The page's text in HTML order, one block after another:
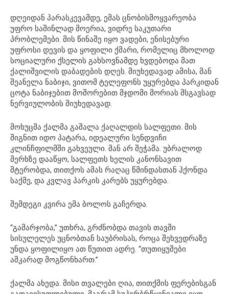
დღეიდან პარასკევამდე, ემას ცნობისმოყვარეობა
უფრო საშინლად მოერია, ვიდრე საკუთარი
პრობლემები. მის წინაშე იყო ვადები, ენისებური
უფროსი დევის და ყოფილი ქმარი, რომელიც მხოლოდ
სოციალური ქსელის გახსოვნამდე ხვდებოდა მათ
ქალიშვილის დაბადების დღეს. მიუხედავად ამისა, მან
შეანელა ნაბიჯი, ვითომ ტელეფონს უყურებდა პარკიდან
ცოტა ნაბიჯებით მოშორებით მჯდომი მორიას მსგავსად
ნერვიულობის მიუხედავად.
მოხუცმა ქალმა გაშალა ქაღალდის სალფეთი. მის
შიგნით იდო პატარა, იდეალური სენდვიჩი
კლინჩფილმში გახვეული. მან არ შეჭამა. უბრალოდ
მერხზე დააწყო, სალფეთს ხელის კანონსავით
შტერობდა, თითქოს ამას რაღაც წმინდასთან ჰქონდა
საქმე, და კვლავ პარკის კარებს უყურებდა.
შემდეგი კვირა ემა ბოლოს გაჩერდა.
“გამარჯობა,” უთხრა, გრძნობდა თავის თავში
სისულელეს უცნობთან საუბრისას, როცა შეხვედრაზე
უნდა ყოფილიყო ათ წუთით ადრე. “თუთიყუშები
აშკარად მოგწონხართ.”
ქალმა ახედა. მისი თვალები ღია, თითქმის ფერებისგან